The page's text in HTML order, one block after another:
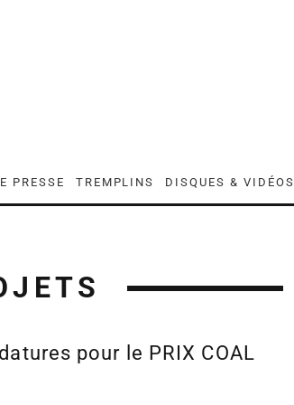
PRESSE TREMPLINS DISQUES & VIDÉOS
pour le PRIX COAL